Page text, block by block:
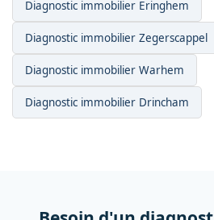
Diagnostic immobilier Eringhem
Diagnostic immobilier Zegerscappel
Diagnostic immobilier Warhem
Diagnostic immobilier Drincham